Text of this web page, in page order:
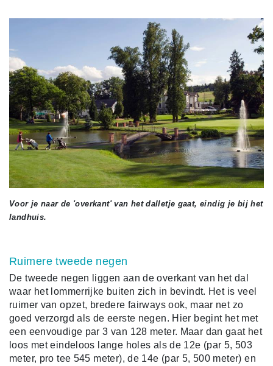
Voor je naar de 'overkant' van het dalletje gaat, eindig je bij het
landhuis.
Ruimere tweede negen
De tweede negen liggen aan de overkant van het dal
waar het lommerrijke buiten zich in bevindt. Het is veel
ruimer van opzet, bredere fairways ook, maar net zo
goed verzorgd als de eerste negen. Hier begint het met
een eenvoudige par 3 van 128 meter. Maar dan gaat het
loos met eindeloos lange holes als de 12e (par 5, 503
meter, pro tee 545 meter), de 14e (par 5, 500 meter) en